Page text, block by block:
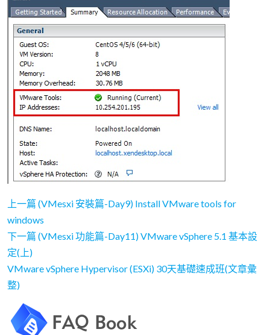
上一篇 (VMesxi 安裝篇-Day9) Install VMware tools for
windows
下一篇 (VMesxi 功能篇-Day11) VMware vSphere 5.1 基本設
定(上)
VMware vSphere Hypervisor (ESXi) 30天基礎速成班(文章彙
整)